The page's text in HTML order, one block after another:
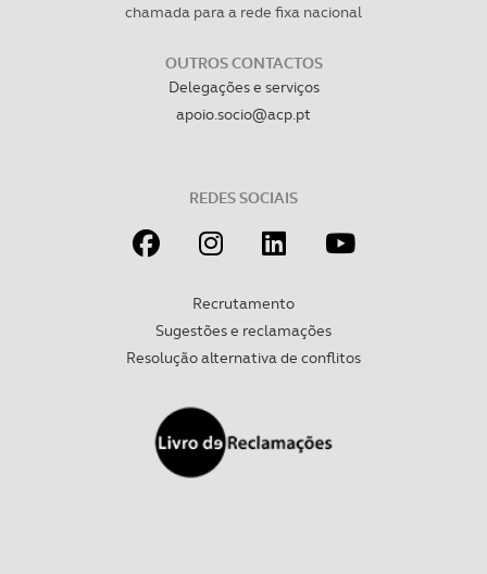
chamada para a rede fixa nacional
OUTROS CONTACTOS
Delegações e serviços
apoio.socio@acp.pt
REDES SOCIAIS
Recrutamento
Sugestões e reclamações
Resolução alternativa de conflitos